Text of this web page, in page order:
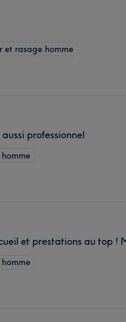
et rasage homme
professionnel
et prestations au top !